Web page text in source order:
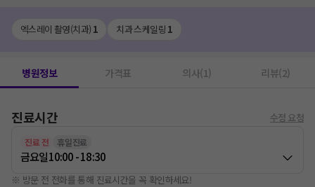
엑스레이 촬영(치과) 1 치과 스케일링 1
병원정보 가격표 의사(1) 리뷰(2)
진료시간 수정 요청
진료 전 휴일진료
금요일10:00 - 18:30
※ 방문 전 전화를 통해 진료시간을 꼭 확인하세요!